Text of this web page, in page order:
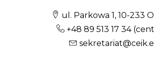
ul. Parkowa 1, 10-233
+48 89 513 17 34